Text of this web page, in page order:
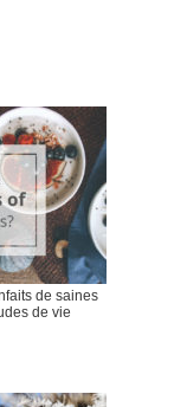
de saines
de vie